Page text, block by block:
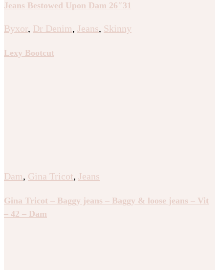
Jeans Bestowed Upon Dam 26″31
Byxor, Dr Denim, Jeans, Skinny
Lexy Bootcut
Dam, Gina Tricot, Jeans
Gina Tricot – Baggy jeans – Baggy & loose jeans – Vit
– 42 – Dam